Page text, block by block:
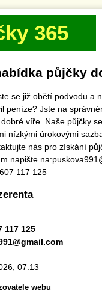
365
půjčky
se již obětí podvodu a
peníze? Jste na
víře. Naše půjčky
nízkými úrokovými
nás pro získání
napište
117 125
117 125
07:13
webu